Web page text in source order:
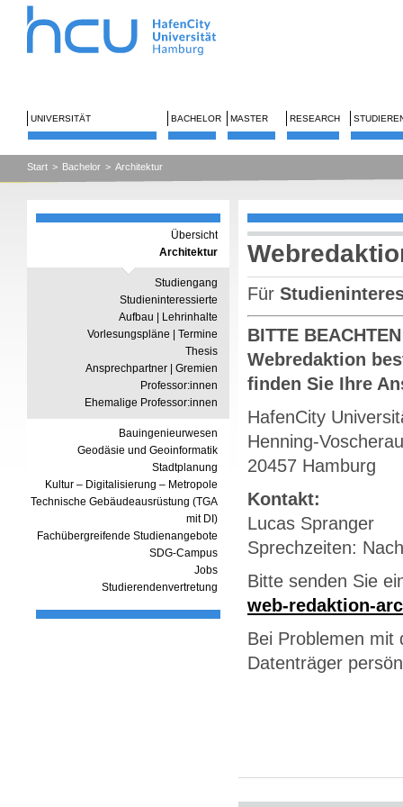
UNIVERSITÄT BACHELOR MASTER RESEARCH
Start > Bachelor > Architektur
Übersicht
Architektur
Studiengang
Studieninteressierte
Aufbau | Lehrinhalte
Vorlesungspläne | Termine
Thesis
Ansprechpartner | Gremien
Professor:innen
Ehemalige Professor:innen
Bauingenieurwesen
Geodäsie und Geoinformatik
Stadtplanung
Kultur – Digitalisierung – Metropole
Technische Gebäudeausrüstung (TGA
mit DI)
Fachübergreifende Studienangebote
SDG-Campus
Jobs
Studierendenvertretung
Für
BITTE
Webredaktion
finden Sie Ihre
HafenCity
Henning-
20457 Hamburg
Kontakt:
Lucas Spranger
Sprechzeiten:
Bitte senden Sie
web-redaktion-
Bei Problemen mit
Datenträger